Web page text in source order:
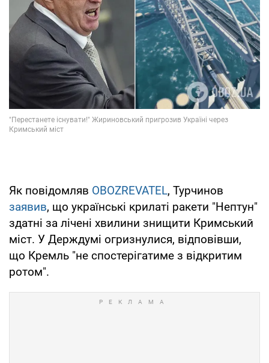
Як повідомляв OBOZREVATEL, Турчинов
заявив, що українські крилаті ракети "Нептун"
здатні за лічені хвилини знищити Кримський
міст. У Держдумі огризнулися, відповівши,
що Кремль "не спостерігатиме з відкритим
ротом".